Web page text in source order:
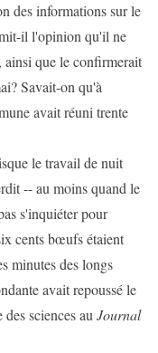
des informations sur le
il l'opinion qu'il ne
ainsi que le confirmerait
Savait-on qu'à
avait réuni trente
le travail de nuit
-- au moins quand le
s'inquiéter pour
cents bœufs étaient
minutes des longs
avait repoussé le
sciences au Journal